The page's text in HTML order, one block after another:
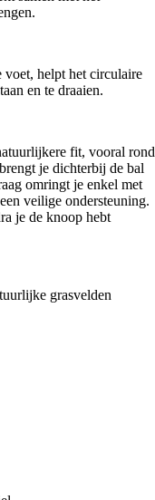
voet, helpt het circulaire
en te draaien.
fit, vooral rond
je dichterbij de bal
omringt je enkel met
veilige ondersteuning.
je de knoop hebt
grasvelden